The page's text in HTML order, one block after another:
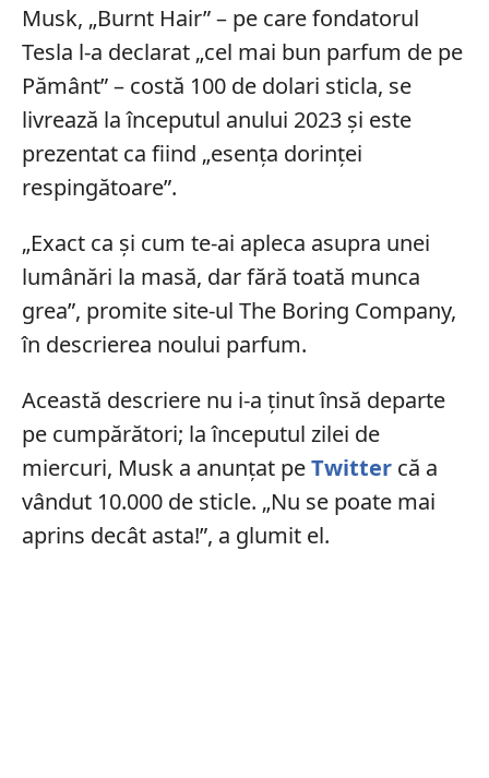
Musk, „Burnt Hair” – pe care fondatorul
Tesla l-a declarat „cel mai bun parfum de pe
Pământ” – costă 100 de dolari sticla, se
livrează la începutul anului 2023 și este
prezentat ca fiind „esența dorinței
respingătoare”.
„Exact ca și cum te-ai apleca asupra unei
lumânări la masă, dar fără toată munca
grea”, promite site-ul The Boring Company,
în descrierea noului parfum.
Această descriere nu i-a ținut însă departe
pe cumpărători; la începutul zilei de
miercuri, Musk a anunțat peTwittercă a
vândut 10.000 de sticle. „Nu se poate mai
aprins decât asta!”, a glumit el.